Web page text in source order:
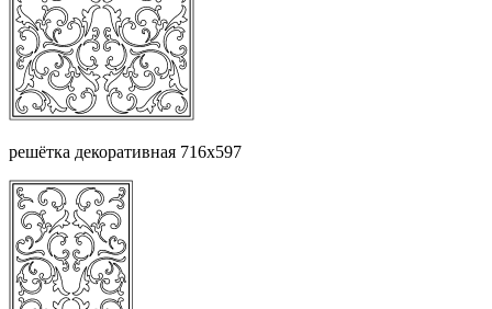
решётка декоративная 716х597